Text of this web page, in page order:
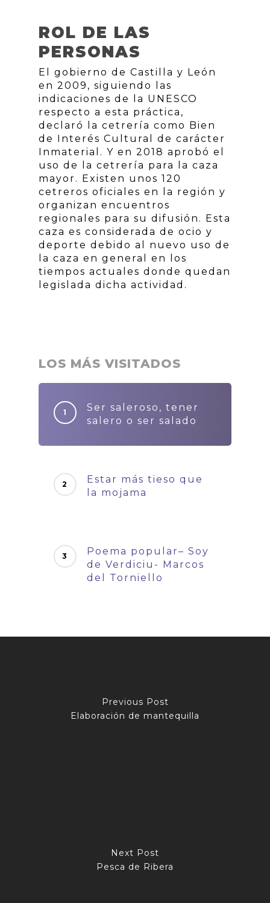
ROL DE LAS
PERSONAS
El gobierno de Castilla y León
en 2009, siguiendo las
indicaciones de la UNESCO
respecto a esta práctica,
declaró la cetrería como Bien
de Interés Cultural de carácter
Inmaterial. Y en 2018 aprobó el
uso de la cetrería para la caza
mayor. Existen unos 120
cetreros oficiales en la región y
organizan encuentros
regionales para su difusión. Esta
caza es considerada de ocio y
deporte debido al nuevo uso de
la caza en general en los
tiempos actuales donde quedan
legislada dicha actividad.
LOS MÁS VISITADOS
Ser saleroso, tener
salero o ser salado
Estar más tieso que
la mojama
Poema popular– Soy
de Verdiciu- Marcos
del Torniello
Previous Post
Elaboración de mantequilla
Next Post
Pesca de Ribera